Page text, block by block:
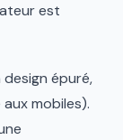
est
épuré,
mobiles).